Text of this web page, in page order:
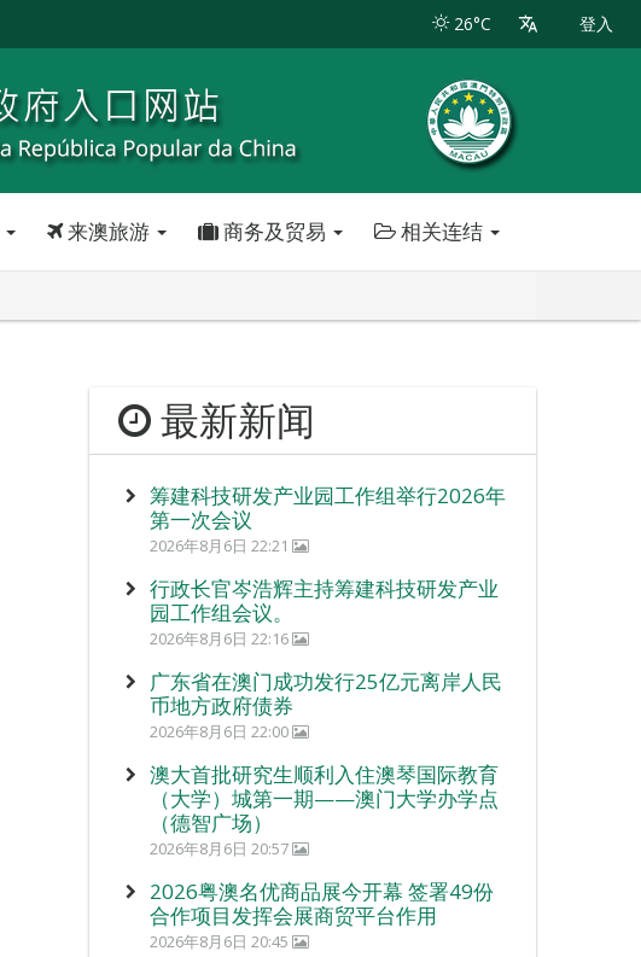
26°C 登入
来澳旅游 商务及贸易 相关连结
最新新闻
筹建科技研发产业园工作组举行2026年
第一次会议
2026年8月6日 22:21
行政长官岑浩辉主持筹建科技研发产业
园工作组会议。
2026年8月6日 22:16
广东省在澳门成功发行25亿元离岸人民
币地方政府债券
2026年8月6日 22:00
澳大首批研究生顺利入住澳琴国际教育
（大学）城第一期——澳门大学办学点
（德智广场）
2026年8月6日 20:57
2026粤澳名优商品展今开幕 签署49份
合作项目发挥会展商贸平台作用
2026年8月6日 20:45